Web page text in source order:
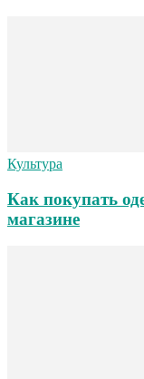
Культура
Как покупать
магазине